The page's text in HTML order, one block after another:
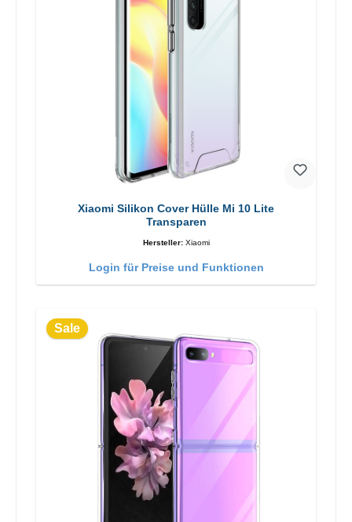
Xiaomi Silikon Cover Hülle Mi 10 Lite
Transparen
Hersteller: Xiaomi
Login für Preise und Funktionen
Sale